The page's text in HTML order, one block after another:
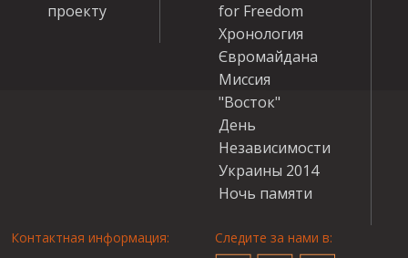
проекту
for Freedom
Хронология
Євромайдана
Миссия
"Восток"
День
Независимости
Украины 2014
Ночь памяти
Контактная информация:
Следите за нами в: